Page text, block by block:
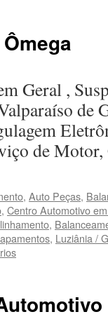
Geral ,
de
de
, Auto Peças,
, Centro Automotivo
,
, Luziânia /